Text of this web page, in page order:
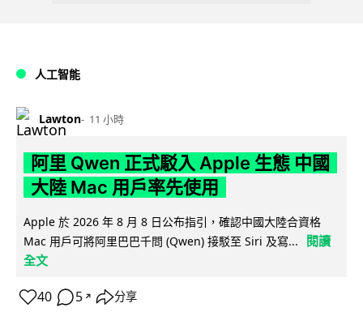
人工智能
Lawton 11 小時
阿里 Qwen 正式駁入 Apple 生態 中國
大陸 Mac 用戶率先使用
Apple 於 2026 年 8 月 8 日公布指引，確認中國大陸合資格
Mac 用戶可將阿里巴巴千問 (Qwen) 接駁至 Siri 及寫...
閱讀
全文
40 5 ↗ 分享